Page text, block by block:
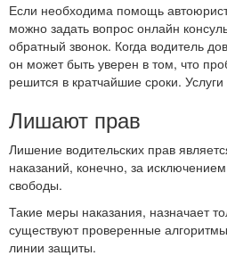
Если необходима помощь
можно задать вопрос онлайн
обратный звонок. Когда водитель
он может быть уверен в том, что
решится в кратчайшие сроки.
Лишают прав
Лишение водительских прав
наказаний, конечно, за
свободы.
Такие меры наказания, назначает
существуют проверенные
линии защиты.